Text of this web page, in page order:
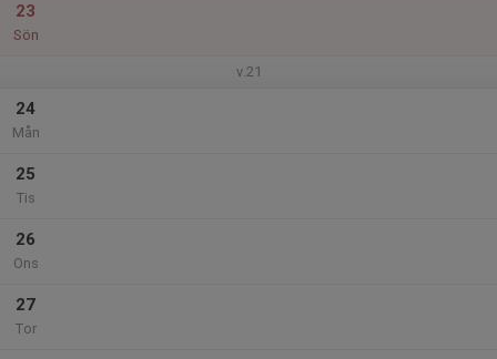
23
Sön
v.21
24
Mån
25
Tis
26
Ons
27
Tor